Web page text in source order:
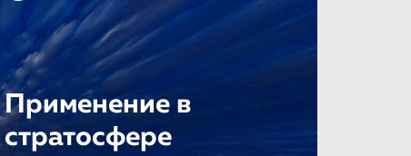
Применение в
стратосфере